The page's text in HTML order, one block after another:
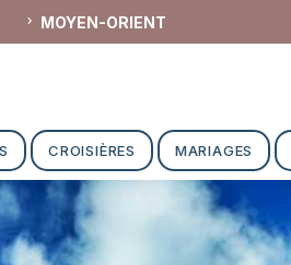
MOYEN-ORIENT
CROISIÈRES MARIAGES